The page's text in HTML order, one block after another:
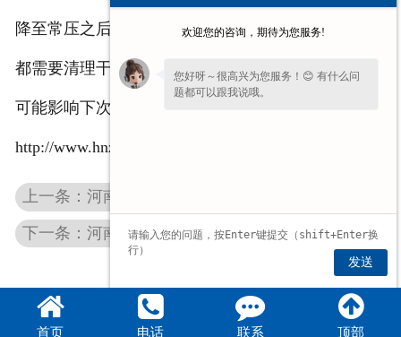
降至常压之后再打开反应釜，而每次的反应结束之后
都需要清理干净反应釜，因为一定有物质残留，就有
可能影响下次的反应过程。了解硫化釜详情请点击：
http://www.hnznsh.com/
上一条：河南蒸养釜
下一条：河南熔硫釜
首页 电话 联系 顶部
欢迎您的咨询，期待为您服务!
您好呀～很高兴为您服务！😊 有什么问
题都可以跟我说哦。
发送